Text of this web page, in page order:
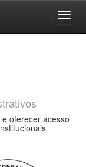
oferecer acesso